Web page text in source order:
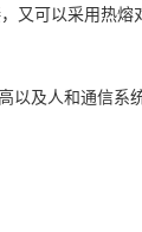
又可以采用热熔
以及人和通信系